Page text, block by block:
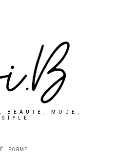
BEAUTÉ, MODE,
FORME